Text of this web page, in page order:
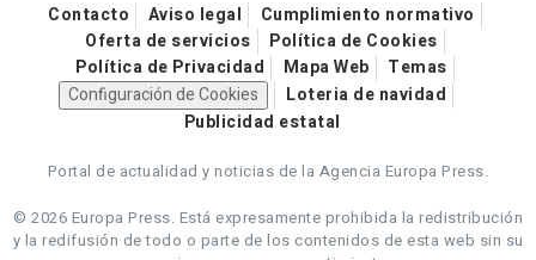
Contacto Aviso legal
Cumplimiento normativo
Oferta de servicios
Política de Cookies
Política de Privacidad
Mapa Web
Temas
Configuración de Cookies
Loteria de navidad
Publicidad estatal
Portal de actualidad y noticias de la Agencia Europa Press.
© 2026 Europa Press. Está expresamente prohibida la redistribución
y la redifusión de todo o parte de los contenidos de esta web sin su